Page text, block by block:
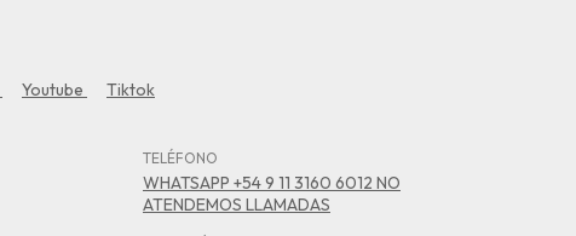
Youtube Tiktok
TELÉFONO
WHATSAPP +54 9 11 3160 6012 NO
ATENDEMOS LLAMADAS